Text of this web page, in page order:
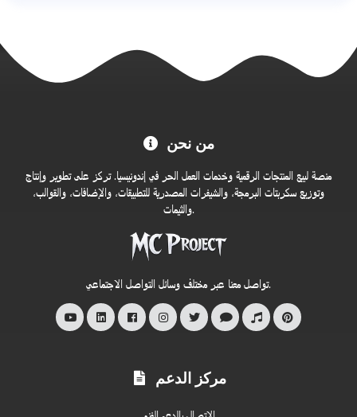
من نحن
منصة لبيع المنتجات الرقمية وخدمات العمل الحر في إندونيسيا. تركز على تطوير وإنتاج
وتوزيع سكربتات البرمجة، والشيفرات المصدرية للتطبيقات، والإضافات، والقوالب،
والثيمات.
تواصل معنا عبر مختلف وسائل التواصل الاجتماعي.
مركز الدعم